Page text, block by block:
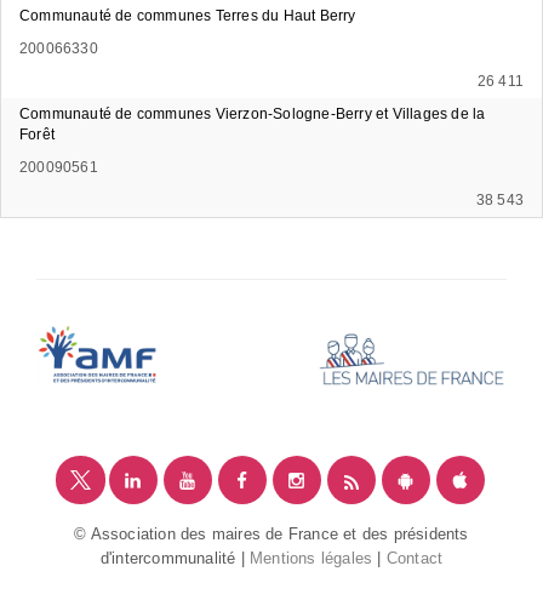
Communauté de communes Terres du Haut Berry
200066330
26 411
Communauté de communes Vierzon-Sologne-Berry et Villages de la
Forêt
200090561
38 543
© Association des maires de France et des présidents
d'intercommunalité |
Mentions légales Contact